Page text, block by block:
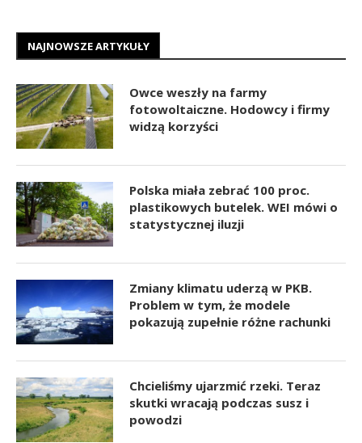
NAJNOWSZE ARTYKUŁY
Owce weszły na farmy
fotowoltaiczne. Hodowcy i firmy
widzą korzyści
Polska miała zebrać 100 proc.
plastikowych butelek. WEI mówi o
statystycznej iluzji
Zmiany klimatu uderzą w PKB.
Problem w tym, że modele
pokazują zupełnie różne rachunki
Chcieliśmy ujarzmić rzeki. Teraz
skutki wracają podczas susz i
powodzi